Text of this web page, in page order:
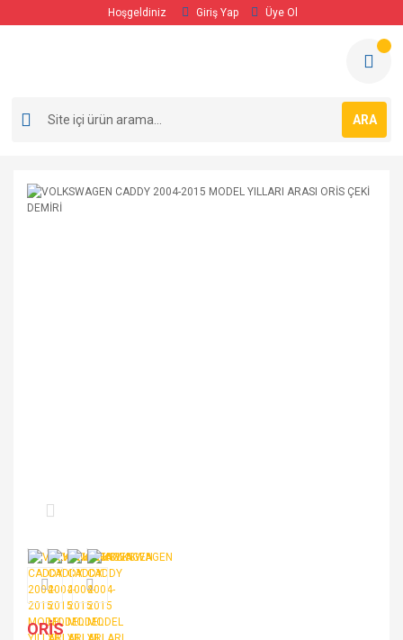
Hoşgeldiniz Giriş Yap Üye Ol
ARA
ORİS